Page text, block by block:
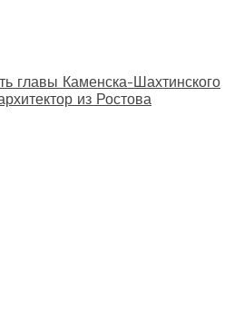
главы Каменска-Шахтинского
из Ростова